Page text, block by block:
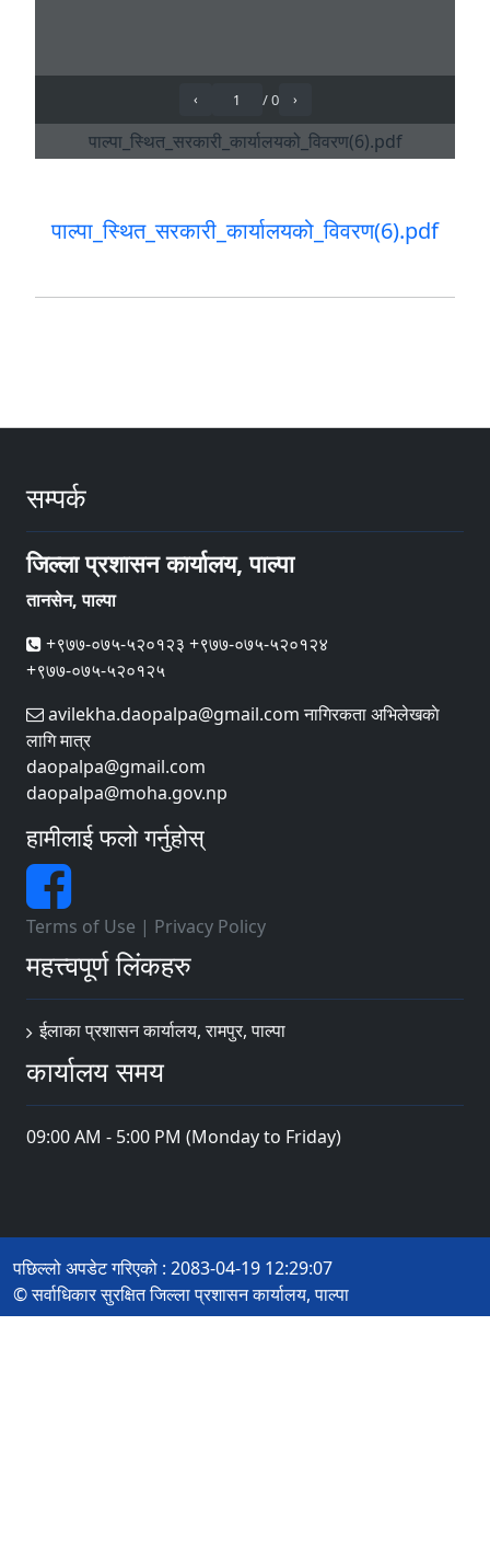
पाल्पा_स्थित_सरकारी_कार्यालयको_विवरण(6).pdf
सम्पर्क
जिल्ला प्रशासन कार्यालय, पाल्पा
तानसेन, पाल्पा
+९७७-०७५-५२०१२३ +९७७-०७५-५२०१२४
+९७७-०७५-५२०१२५
avilekha.daopalpa@gmail.com नागिरकता अभिलेखकाे
लागि मात्र
daopalpa@gmail.com
daopalpa@moha.gov.np
हामीलाई फलो गर्नुहोस्
Terms of Use | Privacy Policy
महत्त्वपूर्ण लिंकहरु
ईलाका प्रशासन कार्यालय, रामपुर, पाल्पा
कार्यालय समय
09:00 AM - 5:00 PM (Monday to Friday)
पछिल्लो अपडेट गरिएको : 2083-04-19 12:29:07
© सर्वाधिकार सुरक्षित जिल्ला प्रशासन कार्यालय, पाल्पा